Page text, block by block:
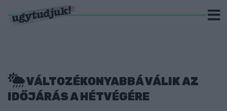
VÁLTOZÉKONYABBÁ VÁLIK AZ
IDŐJÁRÁS A HÉTVÉGÉRE